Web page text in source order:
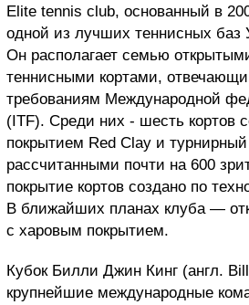
Elite tennis club, основанный в
одной из лучших теннисных баз
Он располагает семью
теннисными кортами,
требованиям Международной
(ITF). Среди них - шесть кортов
покрытием Red Clay и
рассчитанными почти на 600
покрытие кортов создано по
В ближайших планах клуба —
с харовым покрытием.
Кубок Билли Джин Кинг (англ.
крупнейшие международные